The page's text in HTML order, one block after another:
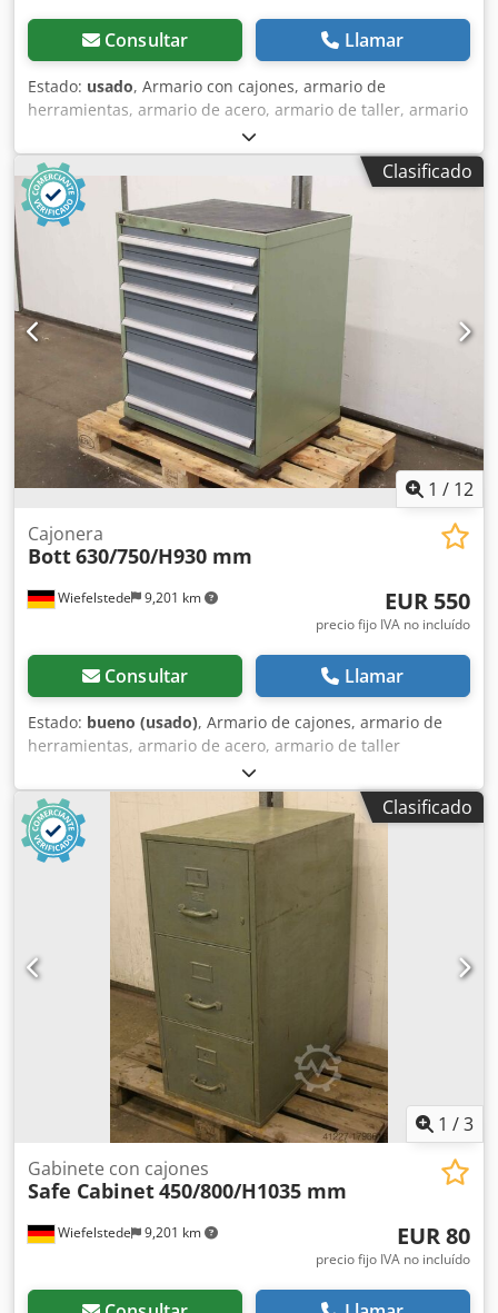
Consultar Llamar
Estado: usado, Armario con cajones, armario de
herramientas, armario de acero, armario de taller, armario
ropero de acero - Armario de herramientas: armario de
acero con 4 estantes - Ancho: 955 mm Csdpox D Tllsfx Al
Tsha - Fondo: 440 mm - Alto: 1950 mm - Puerta: con
cerradura, sin llave - Peso: 66 kg
Clasificado
1 / 12
Wiefelstede 9,201 km
Cajonera
Bott630/750/H930 mm
EUR 550
precio fijo IVA no incluído
Consultar Llamar
Estado: bueno (usado), Armario de cajones, armario de
herramientas, armario de acero, armario de taller
Chsdpfxswrrl Ne Al Tsa - Armario de herramientas.
Armario de cajones de construcción robusta - 6 cajones:
ver fotos para distribución/altura - Cerradura: sin llave -
Dimensiones: 630/750/Al. 930 mm - Peso: 88 kg
Clasificado
1 /3
Wiefelstede 9,201 km
Gabinete con cajones
Safe Cabinet450/800/H1035 mm
EUR 80
precio fijo IVA no incluído